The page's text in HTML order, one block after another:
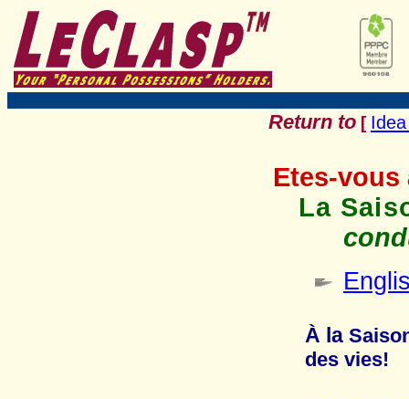
Return to [
Etes-
La
À la S
des vies!